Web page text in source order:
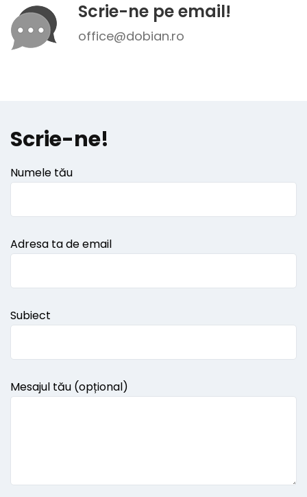
Scrie-ne pe email!
office@dobian.ro
Scrie-ne!
Numele tău
Adresa ta de email
Subiect
Mesajul tău (opțional)